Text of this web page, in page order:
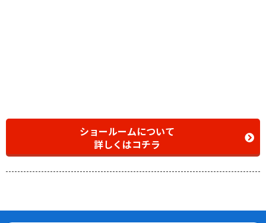
ショールームについて
詳しくはコチラ